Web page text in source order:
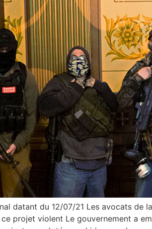
datant du 12/07/21 Les avocats de
projet violent Le gouvernement a